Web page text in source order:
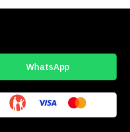
WhatsApp